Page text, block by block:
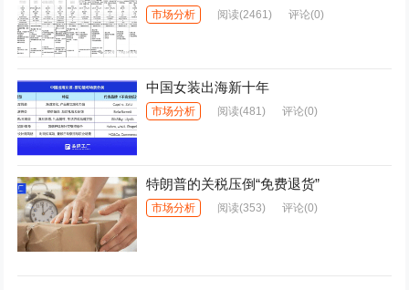
市场分析 阅读(2461) 评论(0)
中国女装出海新十年
市场分析 阅读(481) 评论(0)
特朗普的关税压倒“免费退货”
市场分析 阅读(353) 评论(0)